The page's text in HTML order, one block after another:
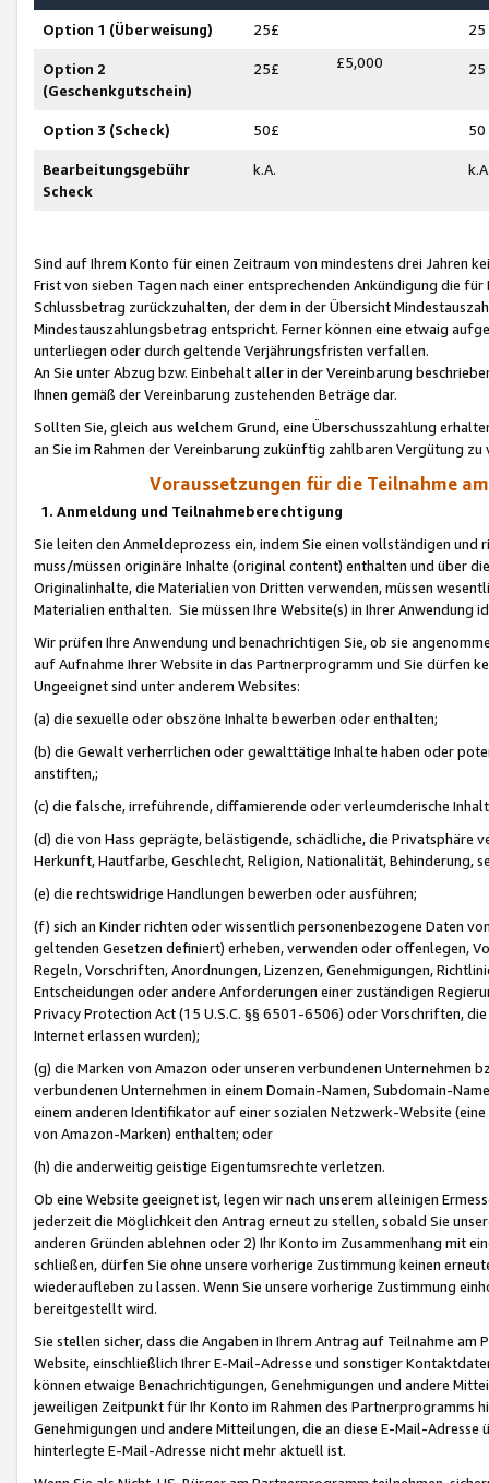
Option 1 (Überweisung) 25£ 25
Option 2
(Geschenkgutschein)
25£ £5,000 25
Option 3 (Scheck) 50£ 50
Bearbeitungsgebühr
Scheck
k.A.
Sind auf Ihrem Konto für einen Zeitraum von mindestens drei Jahren
Frist von sieben Tagen nach einer entsprechenden Ankündigung die
Schlussbetrag zurückzuhalten, der dem in der Übersicht
Mindestauszahlungsbetrag entspricht. Ferner können eine etwaig
unterliegen oder durch geltende Verjährungsfristen verfallen.
An Sie unter Abzug bzw. Einbehalt aller in der Vereinbarung
Ihnen gemäß der Vereinbarung zustehenden Beträge dar.
Sollten Sie, gleich aus welchem Grund, eine Überschusszahlung
an Sie im Rahmen der Vereinbarung zukünftig zahlbaren Vergütung zu
Voraussetzungen für die Teilnahme
1. Anmeldung und Teilnahmeberechtigung
Sie leiten den Anmeldeprozess ein, indem Sie einen vollständigen
muss/müssen originäre Inhalte (original content) enthalten und über
Originalinhalte, die Materialien von Dritten verwenden, müssen
Materialien enthalten. Sie müssen Ihre Website(s) in Ihrer Anwendung
Wir prüfen Ihre Anwendung und benachrichtigen Sie, ob sie
auf Aufnahme Ihrer Website in das Partnerprogramm und Sie dürfen
Ungeeignet sind unter anderem Websites:
(a) die sexuelle oder obszöne Inhalte bewerben oder enthalten;
(b) die Gewalt verherrlichen oder gewalttätige Inhalte haben oder
anstiften,;
(c) die falsche, irreführende, diffamierende oder verleumderische
(d) die von Hass geprägte, belästigende, schädliche, die Privatsphäre
Herkunft, Hautfarbe, Geschlecht, Religion, Nationalität, Behinderung,
(e) die rechtswidrige Handlungen bewerben oder ausführen;
(f) sich an Kinder richten oder wissentlich personenbezogene Daten
geltenden Gesetzen definiert) erheben, verwenden oder offenlegen,
Regeln, Vorschriften, Anordnungen, Lizenzen, Genehmigungen,
Entscheidungen oder andere Anforderungen einer zuständigen
Privacy Protection Act (15 U.S.C. §§ 6501-6506) oder Vorschriften,
Internet erlassen wurden);
(g) die Marken von Amazon oder unseren verbundenen Unternehmen
verbundenen Unternehmen in einem Domain-Namen, Subdomain-
einem anderen Identifikator auf einer sozialen Netzwerk-Website
von Amazon-Marken) enthalten; oder
(h) die anderweitig geistige Eigentumsrechte verletzen.
Ob eine Website geeignet ist, legen wir nach unserem alleinigen
jederzeit die Möglichkeit den Antrag erneut zu stellen, sobald Sie
anderen Gründen ablehnen oder 2) Ihr Konto im Zusammenhang mit
schließen, dürfen Sie ohne unsere vorherige Zustimmung keinen
wiederaufleben zu lassen. Wenn Sie unsere vorherige Zustimmung
bereitgestellt wird.
Sie stellen sicher, dass die Angaben in Ihrem Antrag auf Teilnahme
Website, einschließlich Ihrer E-Mail-Adresse und sonstiger
können etwaige Benachrichtigungen, Genehmigungen und andere
jeweiligen Zeitpunkt für Ihr Konto im Rahmen des Partnerprogramms
Genehmigungen und andere Mitteilungen, die an diese E-Mail-
hinterlegte E-Mail-Adresse nicht mehr aktuell ist.